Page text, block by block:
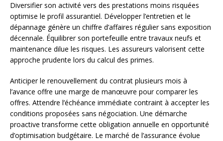
Diversifier son activité vers des prestations moins risquées
optimise le profil assurantiel. Développer l’entretien et le
dépannage génère un chiffre d’affaires régulier sans exposition
décennale. Équilibrer son portefeuille entre travaux neufs et
maintenance dilue les risques. Les assureurs valorisent cette
approche prudente lors du calcul des primes.
Anticiper le renouvellement du contrat plusieurs mois à
l’avance offre une marge de manœuvre pour comparer les
offres. Attendre l’échéance immédiate contraint à accepter les
conditions proposées sans négociation. Une démarche
proactive transforme cette obligation annuelle en opportunité
d’optimisation budgétaire. Le marché de l’assurance évolue